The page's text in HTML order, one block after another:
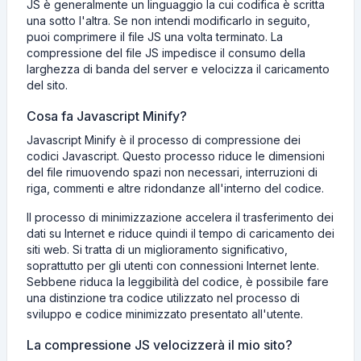
JS è generalmente un linguaggio la cui codifica è scritta
una sotto l'altra. Se non intendi modificarlo in seguito,
puoi comprimere il file JS una volta terminato. La
compressione del file JS impedisce il consumo della
larghezza di banda del server e velocizza il caricamento
del sito.
Cosa fa Javascript Minify?
Javascript Minify è il processo di compressione dei
codici Javascript. Questo processo riduce le dimensioni
del file rimuovendo spazi non necessari, interruzioni di
riga, commenti e altre ridondanze all'interno del codice.
Il processo di minimizzazione accelera il trasferimento dei
dati su Internet e riduce quindi il tempo di caricamento dei
siti web. Si tratta di un miglioramento significativo,
soprattutto per gli utenti con connessioni Internet lente.
Sebbene riduca la leggibilità del codice, è possibile fare
una distinzione tra codice utilizzato nel processo di
sviluppo e codice minimizzato presentato all'utente.
La compressione JS velocizzerà il mio sito?